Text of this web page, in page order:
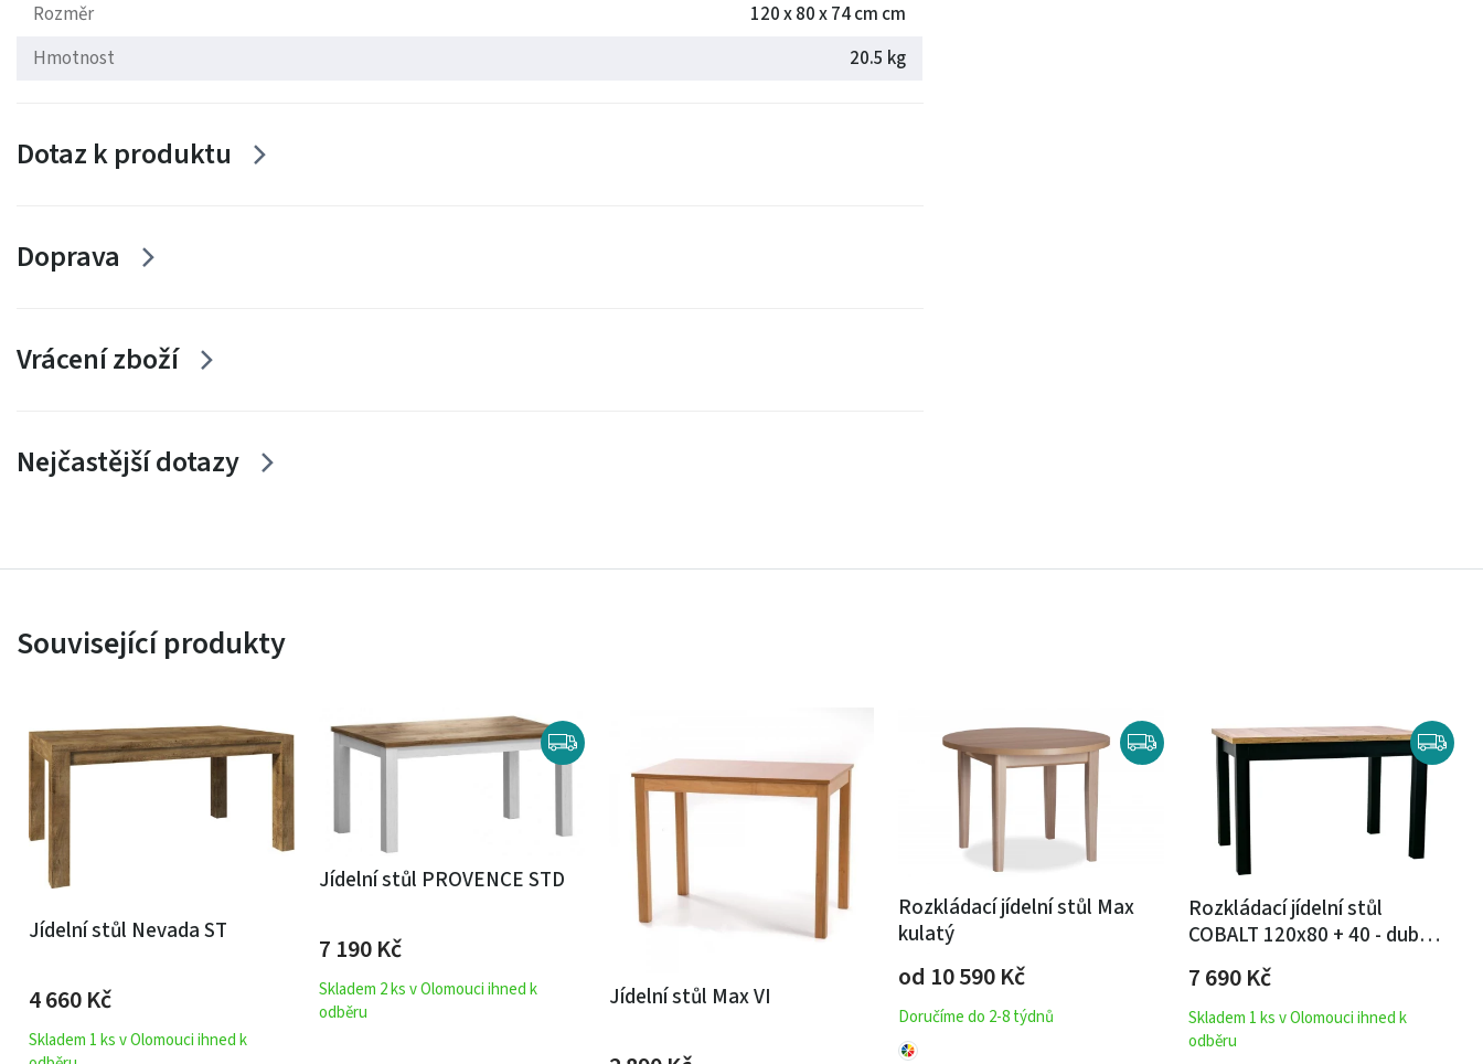
Rozměr
120 x 80 x 74 cm cm
Hmotnost
20.5 kg
Dotaz k produktu
Doprava
Vrácení zboží
Nejčastější dotazy
Související produkty
Jídelní stůl Nevada ST
4 660Kč
Skladem 1 ks v Olomouci ihned k
Jídelní stůl PROVENCE STD
7 190Kč
Skladem 2 ks v Olomouci ihned k
odběru
Jídelní stůl Max VI
Rozkládací jídelní stůl Max
kulatý
od 10 590Kč
Doručíme do 2-8 týdnů
Rozkládací jídelní stůl
COBALT 120x80 + 40 - dub
wotan / černá
7 690Kč
Skladem 1 ks v Olomouci ihned k
odběru